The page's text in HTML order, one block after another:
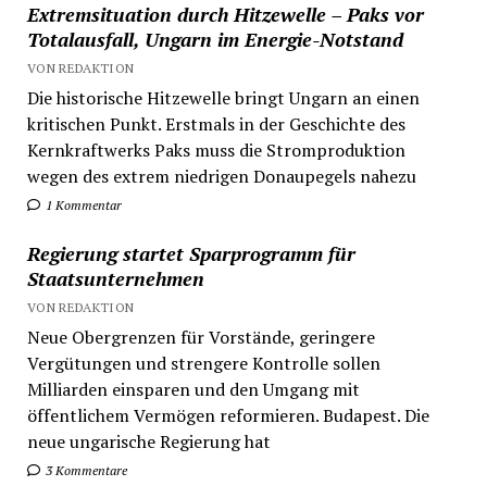
Extremsituation durch Hitzewelle – Paks vor
Totalausfall, Ungarn im Energie-Notstand
VON REDAKTION
Die historische Hitzewelle bringt Ungarn an einen
kritischen Punkt. Erstmals in der Geschichte des
Kernkraftwerks Paks muss die Stromproduktion
wegen des extrem niedrigen Donaupegels nahezu
1 Kommentar
Regierung startet Sparprogramm für
Staatsunternehmen
VON REDAKTION
Neue Obergrenzen für Vorstände, geringere
Vergütungen und strengere Kontrolle sollen
Milliarden einsparen und den Umgang mit
öffentlichem Vermögen reformieren. Budapest. Die
neue ungarische Regierung hat
3 Kommentare